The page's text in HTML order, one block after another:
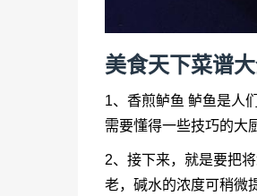
美食天下菜谱
1、香煎鲈鱼 鲈鱼是人
需要懂得一些技巧的大
2、接下来，就是要把
老，碱水的浓度可稍微